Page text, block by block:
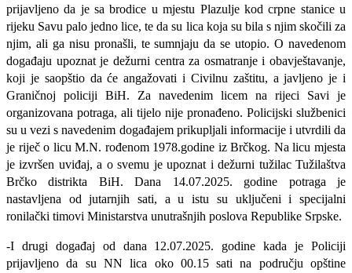
prijavljeno da je sa brodice u mjestu Plazulje kod crpne stanice u
rijeku Savu palo jedno lice, te da su lica koja su bila s njim skočili za
njim, ali ga nisu pronašli, te sumnjaju da se utopio. O navedenom
događaju upoznat je dežurni centra za osmatranje i obavještavanje,
koji je saopštio da će angažovati i Civilnu zaštitu, a javljeno je i
Graničnoj policiji BiH. Za navedenim licem na rijeci Savi je
organizovana potraga, ali tijelo nije pronađeno. Policijski službenici
su u vezi s navedenim događajem prikupljali informacije i utvrdili da
je riječ o licu M.N. rođenom 1978.godine iz Brčkog. Na licu mjesta
je izvršen uviđaj, a o svemu je upoznat i dežurni tužilac Tužilaštva
Brčko distrikta BiH. Dana 14.07.2025. godine potraga je
nastavljena od jutarnjih sati, a u istu su uključeni i specijalni
ronilački timovi Ministarstva unutrašnjih poslova Republike Srpske.
-I drugi događaj od dana 12.07.2025. godine kada je Policiji
prijavljeno da su NN lica oko 00.15 sati na području opštine